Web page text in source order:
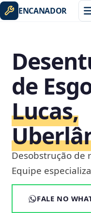
ENCANADOR
de
Lucas,
Desobstrução de
Equipe
FALE NO